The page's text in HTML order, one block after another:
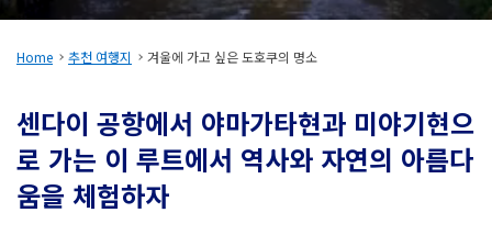
닫기
Home 추천 여행지 겨울에 가고 싶은 도호쿠의 명소
센다이 공항에서 야마가타현과 미야기현으
로 가는 이 루트에서 역사와 자연의 아름다
움을 체험하자